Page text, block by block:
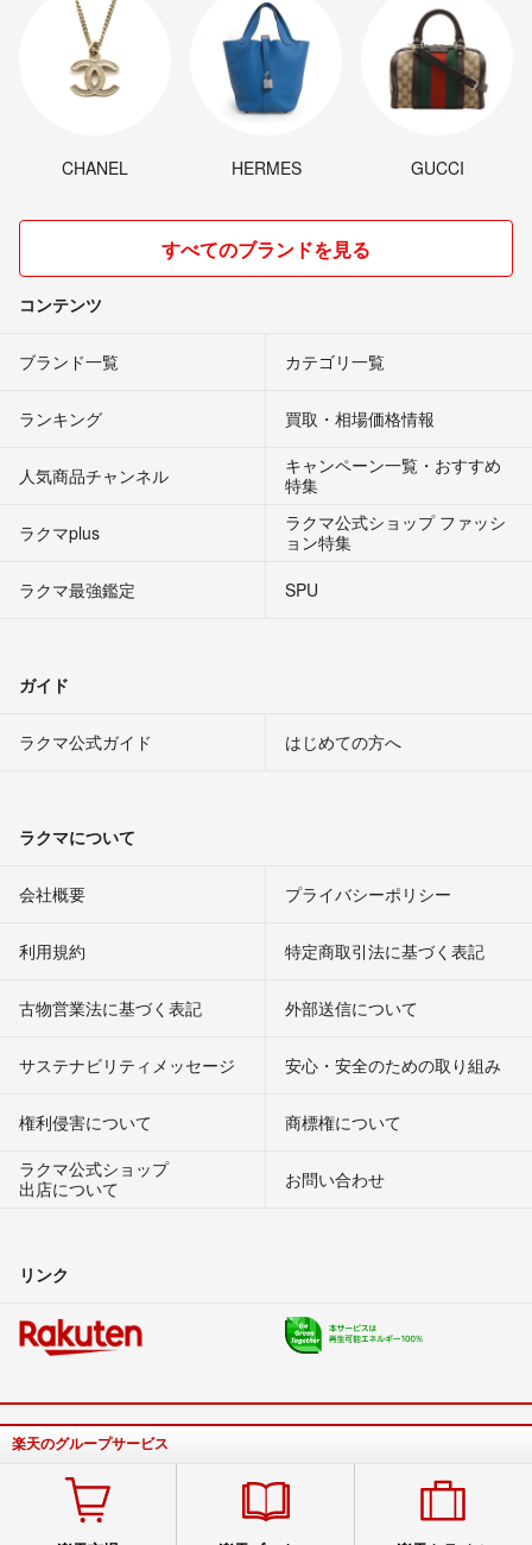
CHANEL HERMES GUCCI
すべてのブランドを見る
コンテンツ
ブランド一覧 カテゴリ一覧
ランキング 買取・相場価格情報
人気商品チャンネル
キャンペーン一覧・おすすめ
特集
ラクマplus
ラクマ公式ショップ ファッシ
ョン特集
ラクマ最強鑑定
SPU
ガイド
ラクマ公式ガイド はじめての方へ
ラクマについて
会社概要 プライバシーポリシー
利用規約 特定商取引法に基づく表記
古物営業法に基づく表記 外部送信について
サステナビリティメッセージ 安心・安全のための取り組み
権利侵害について
商標権について
ラクマ公式ショップ
出店について
お問い合わせ
リンク
楽天のグループサービス